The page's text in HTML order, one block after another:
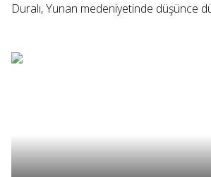
Duralı, Yunan medeniyetinde düşünce